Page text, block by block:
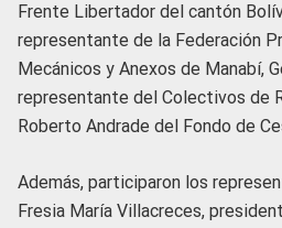
Frente Libertador del cantón
representante de la Federación
Mecánicos y Anexos de Manabí,
representante del Colectivos de
Roberto Andrade del Fondo de
Además, participaron los
Fresia María Villacreces,